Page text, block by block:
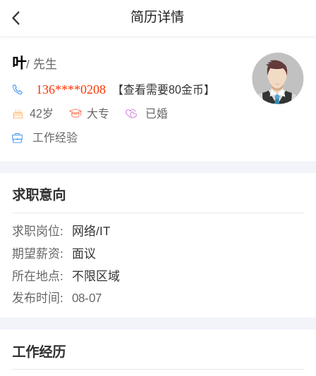
简历详情
叶/ 先生
136****0208 【查看需要80金币】
42岁 大专 已婚
工作经验
求职意向
求职岗位:
网络/IT
期望薪资:
面议
所在地点:
不限区域
发布时间:
08-07
工作经历